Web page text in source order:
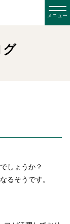
グ
しょうか？
るそうです。